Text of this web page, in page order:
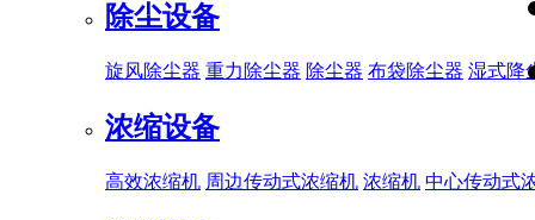
除尘设备
旋风除尘器 重力除尘器 除尘器 布袋除尘器 湿式降
浓缩设备
高效浓缩机 周边传动式浓缩机 浓缩机 中心传动式